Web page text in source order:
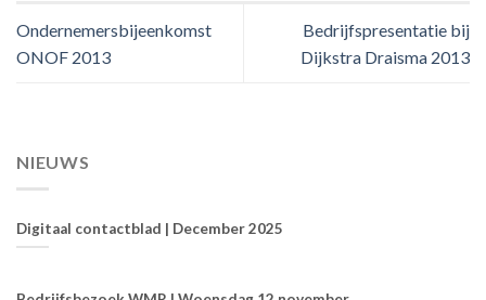
Ondernemersbijeenkomst
ONOF 2013
Bedrijfspresentatie bij
Dijkstra Draisma 2013
NIEUWS
Digitaal contactblad | December 2025